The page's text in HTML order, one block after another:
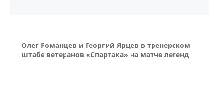
Олег Романцев и Георгий Ярцев в тренерском
штабе ветеранов «Спартака» на матче легенд